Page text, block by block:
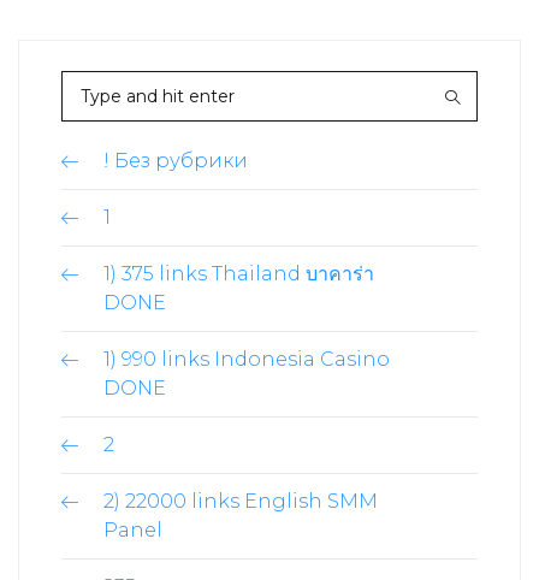
! Без рубрики
1
1) 375 links Thailand บาคาร่า
DONE
1) 990 links Indonesia Casino
DONE
2
2) 22000 links English SMM
Panel